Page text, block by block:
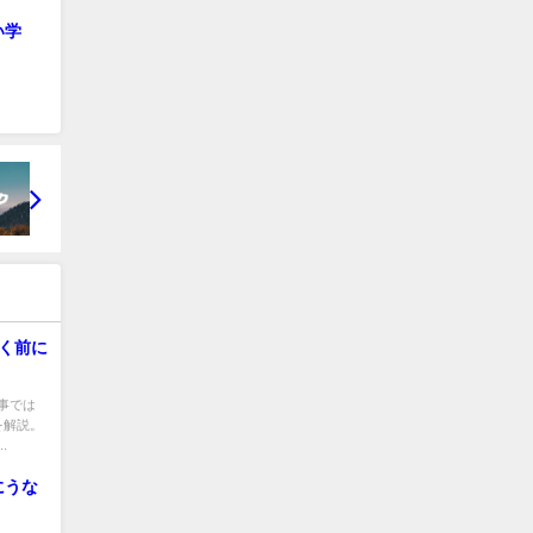
学
前に
では
説。
うな